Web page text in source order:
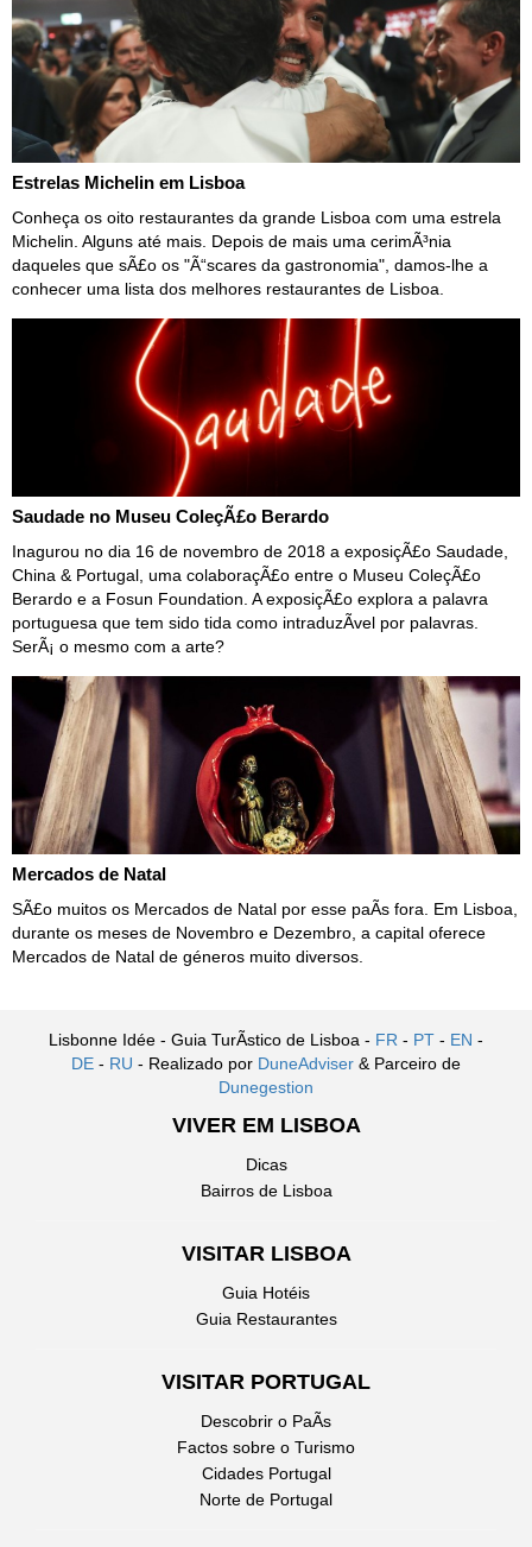
Estrelas Michelin em Lisboa
Conheça os oito restaurantes da grande Lisboa com uma estrela
Michelin. Alguns até mais. Depois de mais uma cerimÃ³nia
daqueles que sÃ£o os "Ã“scares da gastronomia", damos-lhe a
conhecer uma lista dos melhores restaurantes de Lisboa.
Saudade no Museu ColeçÃ£o Berardo
Inagurou no dia 16 de novembro de 2018 a exposiçÃ£o Saudade,
China & Portugal, uma colaboraçÃ£o entre o Museu ColeçÃ£o
Berardo e a Fosun Foundation. A exposiçÃ£o explora a palavra
portuguesa que tem sido tida como intraduzÃ­vel por palavras.
SerÃ¡ o mesmo com a arte?
Mercados de Natal
SÃ£o muitos os Mercados de Natal por esse paÃ­s fora. Em Lisboa,
durante os meses de Novembro e Dezembro, a capital oferece
Mercados de Natal de géneros muito diversos.
Lisbonne Idée - Guia TurÃ­stico de Lisboa - FR - PT - EN -
DE - RU - Realizado por DuneAdviser & Parceiro de
Dunegestion
VIVER EM LISBOA
Dicas
Bairros de Lisboa
VISITAR LISBOA
Guia Hotéis
Guia Restaurantes
VISITAR PORTUGAL
Descobrir o PaÃ­s
Factos sobre o Turismo
Cidades Portugal
Norte de Portugal